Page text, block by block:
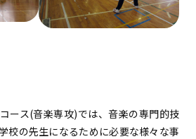
ース(音楽専攻)では、音楽の専門的技
校の先生になるために必要な様々な事